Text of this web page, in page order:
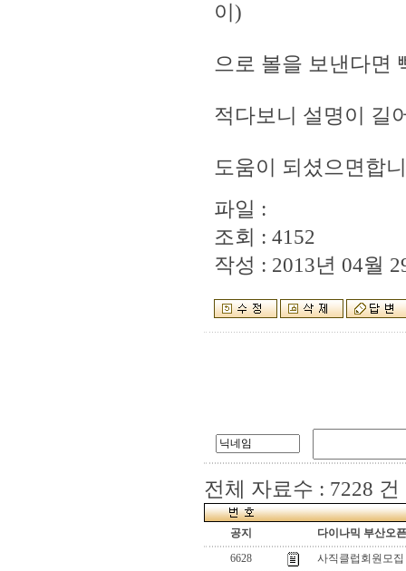
이)
으로 볼을 보낸다면
적다보니 설명이 길
도움이 되셨으면합
파일 :
조회 : 4152
작성 : 2013년 04월
전체 자료수 : 7228 건
공지
다이나믹 부산오
6628
사직클럽회원모집